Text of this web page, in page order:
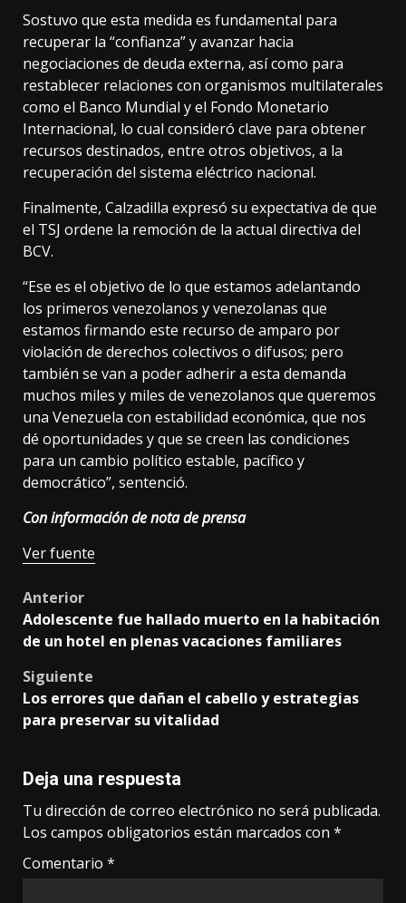
Sostuvo que esta medida es fundamental para
recuperar la “confianza” y avanzar hacia
negociaciones de deuda externa, así como para
restablecer relaciones con organismos multilaterales
como el Banco Mundial y el Fondo Monetario
Internacional, lo cual consideró clave para obtener
recursos destinados, entre otros objetivos, a la
recuperación del sistema eléctrico nacional.
Finalmente, Calzadilla expresó su expectativa de que
el TSJ ordene la remoción de la actual directiva del
BCV.
“Ese es el objetivo de lo que estamos adelantando
los primeros venezolanos y venezolanas que
estamos firmando este recurso de amparo por
violación de derechos colectivos o difusos; pero
también se van a poder adherir a esta demanda
muchos miles y miles de venezolanos que queremos
una Venezuela con estabilidad económica, que nos
dé oportunidades y que se creen las condiciones
para un cambio político estable, pacífico y
democrático”, sentenció.
Con información de nota de prensa
Ver fuente
Post
navigation
Anterior
Adolescente fue hallado muerto en la habitación
de un hotel en plenas vacaciones familiares
Siguiente
Los errores que dañan el cabello y estrategias
para preservar su vitalidad
Deja una respuesta
Tu dirección de correo electrónico no será publicada.
Los campos obligatorios están marcados con *
Comentario *